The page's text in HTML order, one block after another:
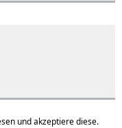
und akzeptiere diese.